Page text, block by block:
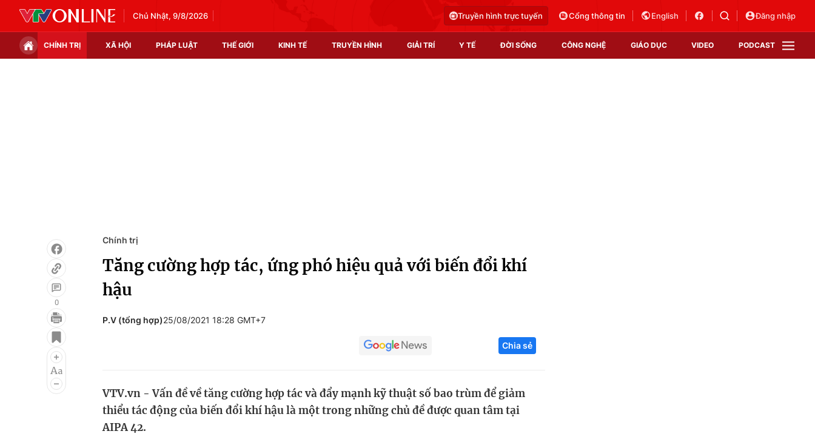
Chủ Nhật, 9/8/2026 Truyền hình trực tuyến Cổng thông tin English Đăng nhập
CHÍNH TRỊ XÃ HỘI PHÁP LUẬT THẾ GIỚI KINH TẾ TRUYỀN HÌNH GIẢI TRÍ Y TẾ ĐỜI SỐNG CÔNG NGHỆ GIÁO DỤC VIDEO PODCAST
Infographic
Điện ảnh
Âm nhạc
Chất lượng cuộc sống
Tuyển sinh
Hitech Công nghệ tương lai
Thị trường
0
Chính trị
Tăng cường hợp tác, ứng phó hiệu quả với biến đổi khí
hậu
P.V (tổng hợp)25/08/2021 18:28 GMT+7
Chia sẻ
VTV.vn - Vấn đề về tăng cường hợp tác và đẩy mạnh kỹ thuật số bao trùm để giảm
thiểu tác động của biến đổi khí hậu là một trong những chủ đề được quan tâm tại
AIPA 42.